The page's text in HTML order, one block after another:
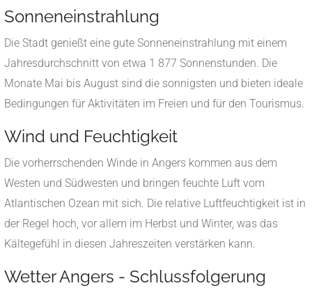
Sonneneinstrahlung
Die Stadt genießt eine gute Sonneneinstrahlung mit einem
Jahresdurchschnitt von etwa 1 877 Sonnenstunden. Die
Monate Mai bis August sind die sonnigsten und bieten ideale
Bedingungen für Aktivitäten im Freien und für den Tourismus.
Wind und Feuchtigkeit
Die vorherrschenden Winde in Angers kommen aus dem
Westen und Südwesten und bringen feuchte Luft vom
Atlantischen Ozean mit sich. Die relative Luftfeuchtigkeit ist in
der Regel hoch, vor allem im Herbst und Winter, was das
Kältegefühl in diesen Jahreszeiten verstärken kann.
Wetter Angers - Schlussfolgerung